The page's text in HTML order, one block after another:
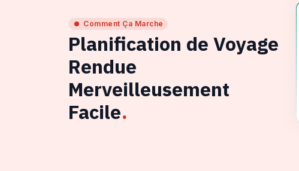
Comment Ça Marche
Planification de Voyage
Rendue
Merveilleusement
Facile.